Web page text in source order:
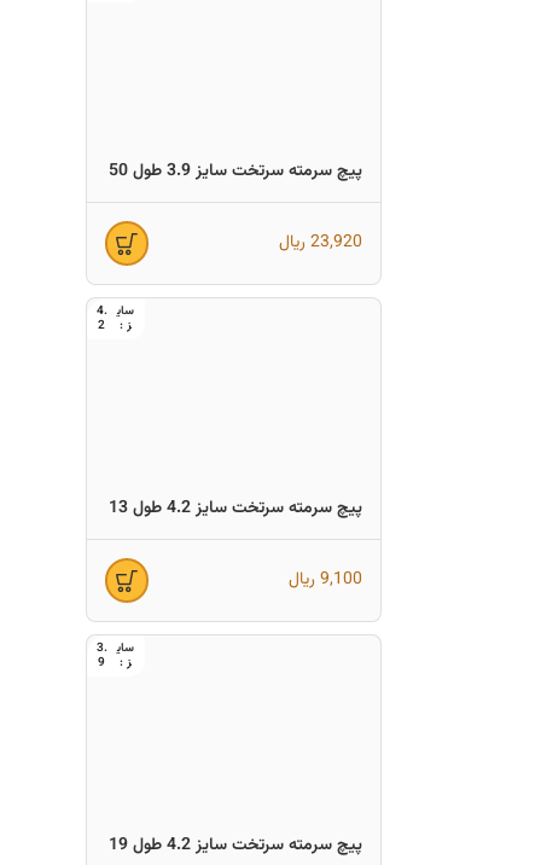
پیچ سرمته سرتخت سایز 3.9 طول 50
23,920 ریال
4.
2
پیچ سرمته سرتخت سایز 4.2 طول 13
9,100 ریال
3.
9
پیچ سرمته سرتخت سایز 4.2 طول 19